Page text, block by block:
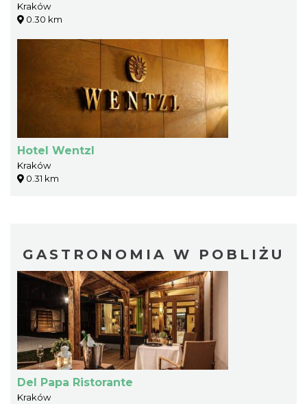
Kraków
0.30 km
Hotel Wentzl
Kraków
0.31 km
GASTRONOMIA W POBLIŻU
Del Papa Ristorante
Kraków